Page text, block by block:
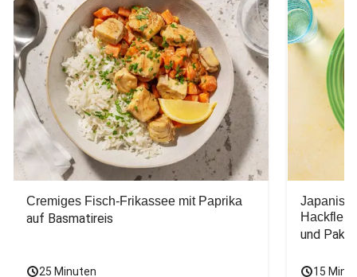
Cremiges Fisch-Frikassee mit Paprika
auf Basmatireis
25 Minuten
und Pak
15